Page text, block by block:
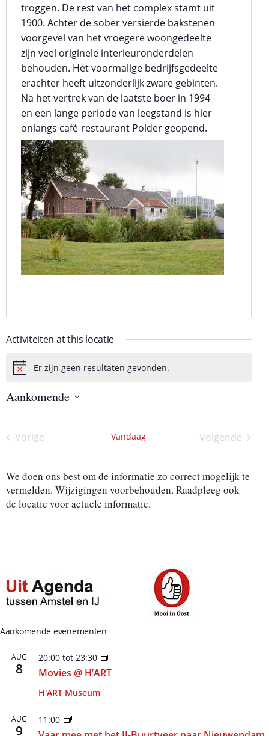
troggen. De rest van het complex stamt uit
1900. Achter de sober versierde bakstenen
voorgevel van het vroegere woongedeelte
zijn veel originele interieuronderdelen
behouden. Het voormalige bedrijfsgedeelte
erachter heeft uitzonderlijk zware gebinten.
Na het vertrek van de laatste boer in 1994
en een lange periode van leegstand is hier
onlangs café-restaurant Polder geopend.
Activiteiten at this locatie
B
r
c
Er zijn geen resultaten gevonden.
Aankomende
e
e
r
e
e
Vorige
Vandaag
Volgende
We doen ons best om de informatie zo correct mogelijk te
vermelden. Wijzigingen voorbehouden. Raadpleeg ook
de locatie voor actuele informatie.
Aankomende evenementen
AUG
8
20:00 tot 23:30
Movies @ H’ART
H'ART Museum
AUG
9
11:00